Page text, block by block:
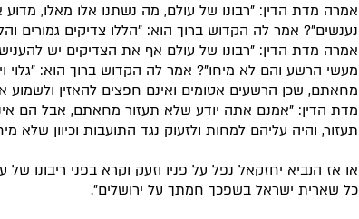
אמרה מדת הדין: "רבונו של עולם, מה נשתנו אלו מאלו, מדוע
נענשים"? אמר לה הקדוש ברוך הוא: "הללו צדיקים גמורים
אמרה מדת הדין: "רבונו של עולם אף את הצדיקים יש
מעשי הרשע והם לא מיחו"? אמר לה הקדוש ברוך הוא: "גלוי
מחאתם, שכן הרשעים אטומים ואינם חפצים להאזין
מדת הדין: "אמנם אתה יודע שלא תעזור מחאתם, אבל הם
תעזור, והיה עליהם למחות ולזעוק נגד התועבות וכיוון שלא
או אז הנביא יחזקאל נפל על פניו וזעק וקרא בפני ריבונו
כל שארית ישראל בשפכך חמתך על ירושלים".